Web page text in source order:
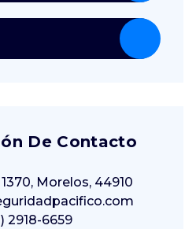
De Contacto
Morelos, 44910
2918-6659